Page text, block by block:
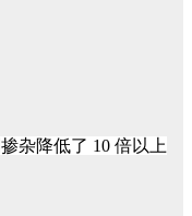
掺杂降低了 10 倍以上